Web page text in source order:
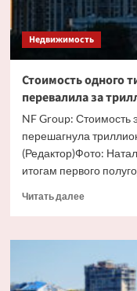
Недвижимость
Стоимость одного
перевалила за
NF Group: Стоимость
перешагнула
(Редактор)Фото:
итогам первого
Читать далееПрочитать
Стоимость
типа
жилья